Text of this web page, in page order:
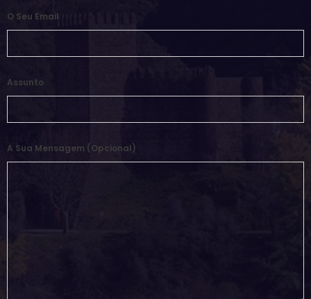
O Seu Email
Assunto
A Sua Mensagem (opcional)